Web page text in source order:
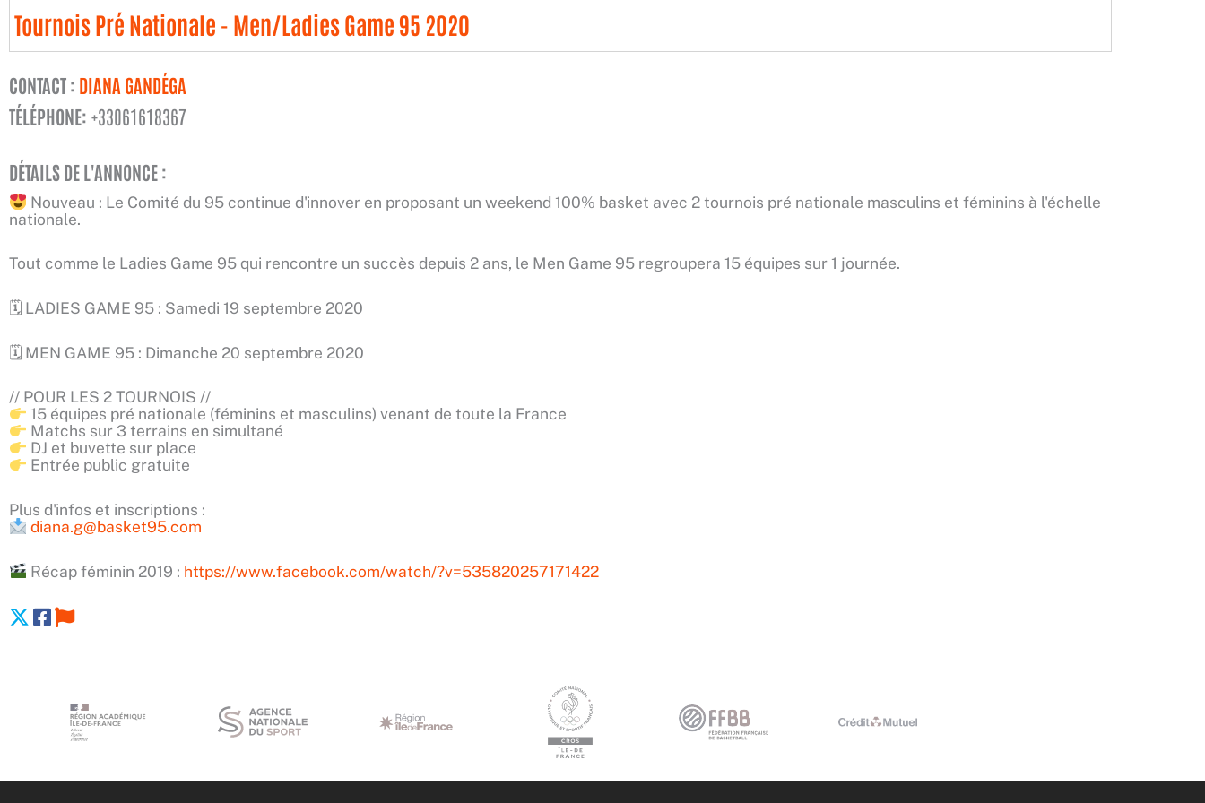
Tournois Pré Nationale - Men/Ladies Game 95 2020
CONTACT : DIANA GANDÉGA
TÉLÉPHONE: +33061618367
DÉTAILS DE L'ANNONCE :
Nouveau : Le Comité du 95 continue d'innover en proposant un weekend 100% basket avec 2 tournois pré nationale masculins et féminins à l'échelle
nationale.
Tout comme le Ladies Game 95 qui rencontre un succès depuis 2 ans, le Men Game 95 regroupera 15 équipes sur 1 journée.
🗓 LADIES GAME 95 : Samedi 19 septembre 2020
🗓 MEN GAME 95 : Dimanche 20 septembre 2020
// POUR LES 2 TOURNOIS //
15 équipes pré nationale (féminins et masculins) venant de toute la France
Matchs sur 3 terrains en simultané
DJ et buvette sur place
Entrée public gratuite
Plus d'infos et inscriptions :
diana.g@basket95.com
Récap féminin 2019 : https://www.facebook.com/watch/?v=535820257171422